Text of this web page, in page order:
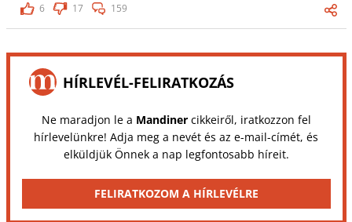
6
17 159
HÍRLEVÉL-FELIRATKOZÁS
Ne maradjon le a Mandinercikkeiről, iratkozzon fel
hírlevelünkre! Adja meg a nevét és az e-mail-címét, és
elküldjük Önnek a nap legfontosabb híreit.
FELIRATKOZOM A HÍRLEVÉLRE